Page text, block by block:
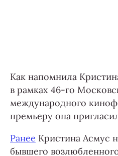
Как напомнила
в рамках 46-го
международного
премьеру она
Ранее Кристина Асмус
бывшего